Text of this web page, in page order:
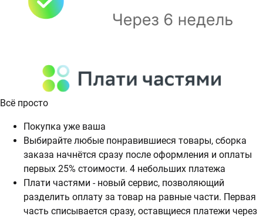
Всё просто
Покупка уже ваша
Выбирайте любые понравившиеся товары, сборка
заказа начнётся сразу после оформления и оплаты
первых 25% стоимости. 4 небольших платежа
Плати частями - новый сервис, позволяющий
разделить оплату за товар на равные части. Первая
часть списывается сразу, оставщиеся платежи через